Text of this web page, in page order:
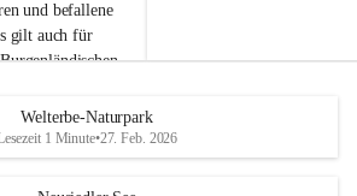
und befallene
gilt auch für
gepflegte oder
zu roden! Bitte
unsere Winzer
Ernteausfällen
wirtschaftlichen
u
e
d
Welterbe-Naturpark
1 Minute•27. Feb. 2026